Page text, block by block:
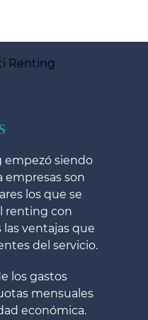
empezó siendo
empresas son
los que se
renting con
ventajas que
del servicio.
los gastos
mensuales
económica.